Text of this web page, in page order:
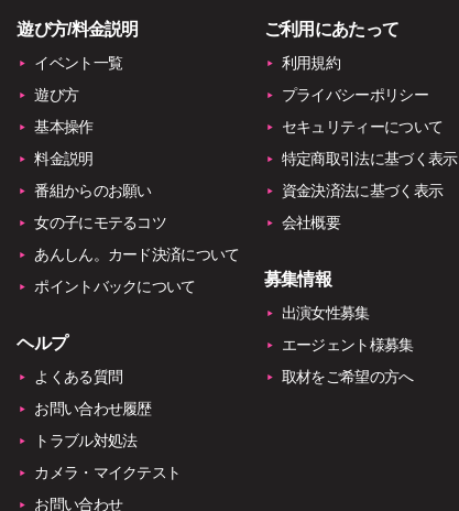
遊び方/料金説明
イベント一覧
遊び方
基本操作
料金説明
番組からのお願い
女の子にモテるコツ
あんしん。カード決済について
ポイントバックについて
ヘルプ
よくある質問
お問い合わせ履歴
トラブル対処法
カメラ・マイクテスト
お問い合わせ
ご利用にあたって
利用規約
プライバシーポリシー
セキュリティーについて
特定商取引法に基づく表示
資金決済法に基づく表示
会社概要
募集情報
出演女性募集
エージェント様募集
取材をご希望の方へ